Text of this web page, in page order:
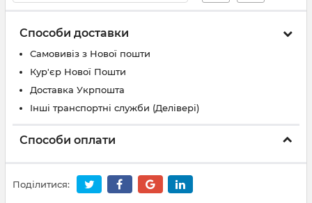
Способи доставки
Самовивіз з Нової пошти
Кур'єр Нової Пошти
Доставка Укрпошта
Інші транспортні служби (Делівері)
Способи оплати
Поділитися: